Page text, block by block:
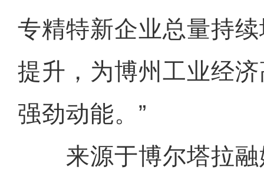
专精特新企业总量持
提升，为博州工业经
强劲动能。”
来源于博尔塔拉融